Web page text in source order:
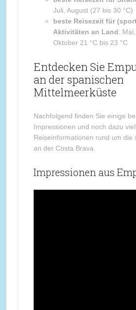
Juli, August (27 bis 30 °C)
beste Reisezeit für
Aktivitäten an Land:
Oktober 21 °C bis 23 °C
Entdecken Sie
an der spanischen
Mittelmeerküste
Nachfolgend finden Sie einige
Impressionen und noch dazu
Reiseinformationen rund um die
an der Costa Brava.
Impressionen aus